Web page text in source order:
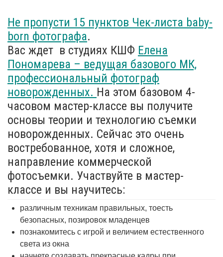
Не пропусти 15 пунктов Чек-листа baby-
born фотографа.
Вас ждет в студиях КШФ Елена
Пономарева – ведущая базового МК,
профессиональный фотограф
новорожденных. На этом базовом 4-
часовом мастер-классе вы получите
основы теории и технологию съемки
новорожденных. Сейчас это очень
востребованное, хотя и сложное,
направление коммерческой
фотосъемки. Участвуйте в мастер-
классе и вы научитесь:
различным техникам правильных, тоесть
безопасных, позировок младенцев
познакомитесь с игрой и величием естественного
света из окна